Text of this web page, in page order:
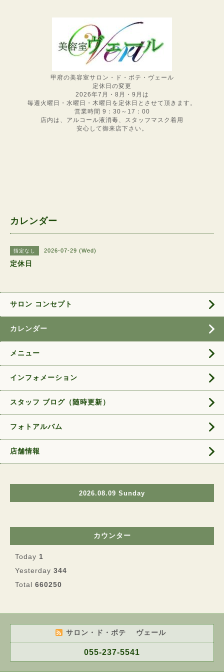
甲府の美容室サロン・ド・ボテ・ヴェール
定休日の変更
2026年7月・8月・9月は
毎週火曜日・水曜日・木曜日を定休日とさせて頂きます。
営業時間 9：30～17：00
店内は、アルコール液消毒、スタッフマスク着用
安心して御来店下さい。
カレンダー
指定なし 2026-07-29 (Wed)
定休日
サロン コンセプト
カレンダー
メニュー
インフォメーション
スタッフ ブログ（随時更新）
フォトアルバム
店舗情報
2026.08.09 Sunday
カウンター
Today 1
Yesterday 344
Total 660250
サロン・ド・ボテ ヴェール
055-237-5541